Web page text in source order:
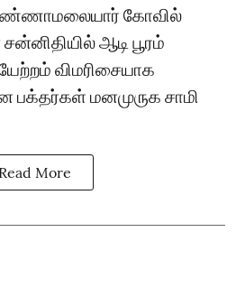
கோவில்
ஆடி பூரம்
விமரிசையாக
பக்தர்கள் மனமுருக சாமி
Read More